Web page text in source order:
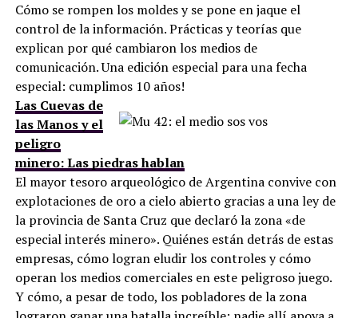
Cómo se rompen los moldes y se pone en jaque el
control de la información. Prácticas y teorías que
explican por qué cambiaron los medios de
comunicación. Una edición especial para una fecha
especial: cumplimos 10 años!
Las Cuevas de
las Manos y el
peligro
minero: Las piedras hablan
El mayor tesoro arqueológico de Argentina convive con
explotaciones de oro a cielo abierto gracias a una ley de
la provincia de Santa Cruz que declaró la zona «de
especial interés minero». Quiénes están detrás de estas
empresas, cómo logran eludir los controles y cómo
operan los medios comerciales en este peligroso juego.
Y cómo, a pesar de todo, los pobladores de la zona